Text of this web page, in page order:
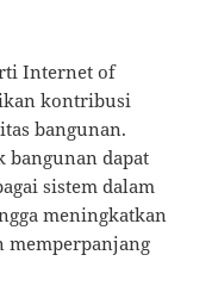
Internet of
kontribusi
bangunan.
bangunan dapat
sistem dalam
meningkatkan
memperpanjang